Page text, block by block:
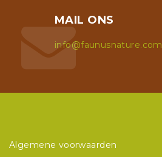
MAIL ONS
info@faunusnature.com
Algemene voorwaarden